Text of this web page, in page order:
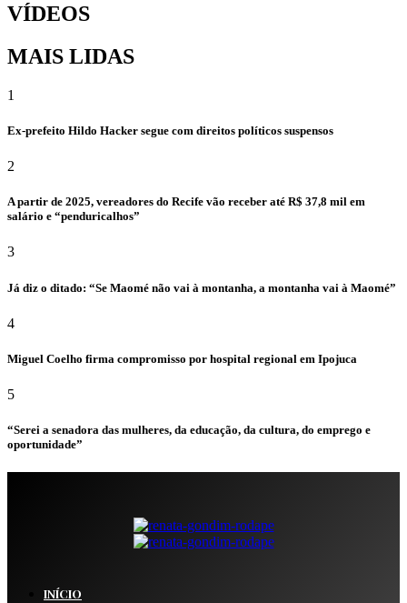
VÍDEOS
MAIS LIDAS
1
Ex-prefeito Hildo Hacker segue com direitos políticos suspensos
2
A partir de 2025, vereadores do Recife vão receber até R$ 37,8 mil em
salário e “penduricalhos”
3
Já diz o ditado: “Se Maomé não vai à montanha, a montanha vai à Maomé”
4
Miguel Coelho firma compromisso por hospital regional em Ipojuca
5
“Serei a senadora das mulheres, da educação, da cultura, do emprego e
oportunidade”
INÍCIO